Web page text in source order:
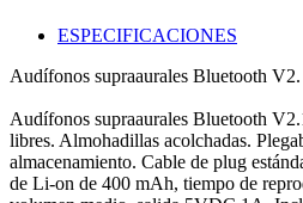
ESPECIFICACIONES
Audífonos supraaurales Bluetooth V2.
Audífonos supraaurales Bluetooth
libres. Almohadillas acolchadas.
almacenamiento. Cable de plug
de Li-on de 400 mAh, tiempo de